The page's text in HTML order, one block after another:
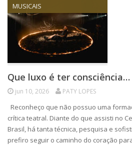
MUSICAIS
Que luxo é ter consciência…
jun 10, 2026 PATY LOPES
Reconheço que não possuo uma
crítica teatral. Diante do que assisti no
Brasil, há tanta técnica, pesquisa e
prefiro seguir o caminho do coração